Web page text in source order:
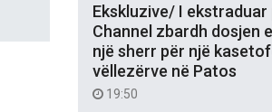
Ekskluzive/ I ekstraduar
Channel zbardh dosjen
një sherr për një
vëllezërve në Patos
19:50